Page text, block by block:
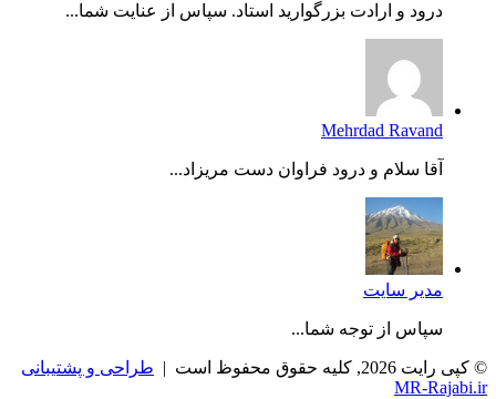
درود و ارادت بزرگوارید استاد. سپاس از عنایت شما...
Mehrdad Ravand
آقا سلام و درود فراوان دست مریزاد...
مدیر سایت
سپاس از توجه شما...
© کپی رایت 2026, کلیه حقوق محفوظ است |
طراحی و پشتیبانی
MR-Rajabi.ir